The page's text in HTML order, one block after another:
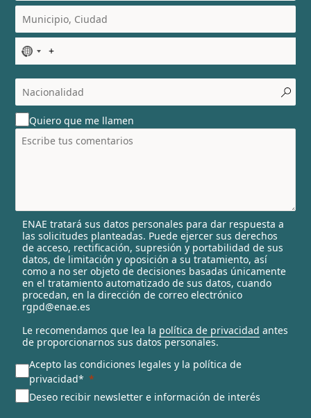
N
o
c
o
u
n
t
l
e
c
t
e
d
Quiero que me llamen
ENAE tratará sus datos personales para dar respuesta a
las solicitudes planteadas. Puede ejercer sus derechos
de acceso, rectificación, supresión y portabilidad de sus
datos, de limitación y oposición a su tratamiento, así
como a no ser objeto de decisiones basadas únicamente
en el tratamiento automatizado de sus datos, cuando
procedan, en la dirección de correo electrónico
rgpd@enae.es
Le recomendamos que lea la política de privacidad antes
de proporcionarnos sus datos personales.
Acepto las condiciones legales y la política de
privacidad*
Deseo recibir newsletter e información de interés